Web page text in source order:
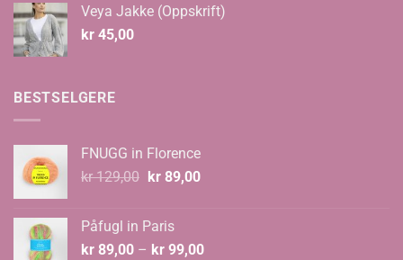
kr 535,00
Veya Jakke (Oppskrift)
kr 45,00
BESTSELGERE
FNUGG in Florence
kr129,00 Opprinnelig
kr 129,00.
kr89,00Nåværende
Påfugl in Paris
kr 89,00 – kr 99,00Prisområde: